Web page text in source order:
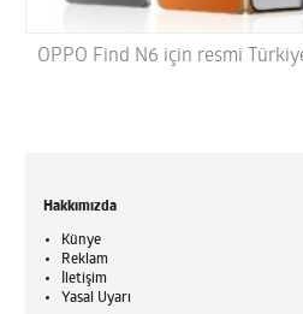
OPPO Find N6 için resmi
Hakkımızda
Künye
Reklam
İletişim
Yasal Uyarı